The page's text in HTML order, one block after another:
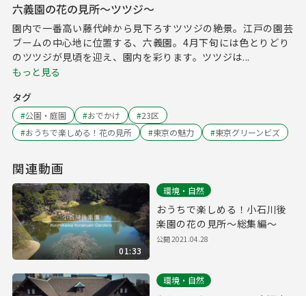
六義園の花の見所～ツツジ～
園内で一番高い藤代峠から見下ろすツツジの絶景。江戸の園芸
ブームの中心地に位置する、六義園。4月下旬には色とりどり
のツツジが見頃を迎え、園内を彩ります。ツツジは...
もっと見る
タグ
#公園・庭園 #おでかけ #23区
#おうちで楽しめる！花の見所 #東京の魅力 #東京グリーンビズ
関連動画
01:33
環境・自然
おうちで楽しめる！小石川後
楽園の花の見所～総集編～
公開2021.04.28
環境・自然